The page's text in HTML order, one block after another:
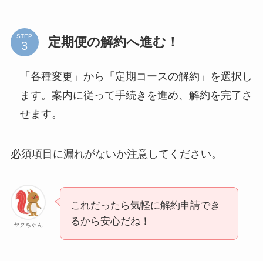
STEP 定期便の解約へ進む！
「各種変更」から「定期コースの解約」を選択し
ます。案内に従って手続きを進め、解約を完了さ
せます。
必須項目に漏れがないか注意してください。
ヤクちゃん
これだったら気軽に解約申請でき
るから安心だね！